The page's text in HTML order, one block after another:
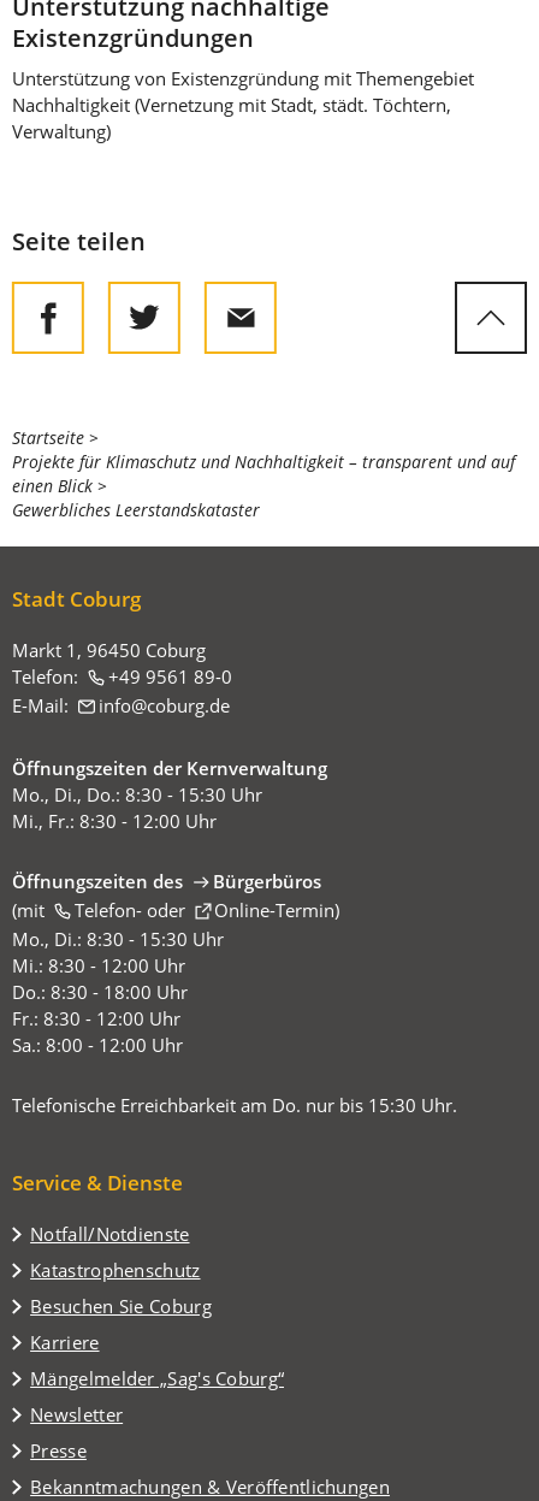
Unterstützung nachhaltige
Existenzgründungen
Unterstützung von Existenzgründung mit Themengebiet
Nachhaltigkeit (Vernetzung mit Stadt, städt. Töchtern,
Verwaltung)
Seite teilen
Sie
befinden
sich
hier:
Startseite
Projekte für Klimaschutz und Nachhaltigkeit – transparent und auf
einen Blick
Gewerbliches Leerstandskataster
Stadt Coburg
Markt 1, 96450 Coburg
Telefon:
+49 9561 89-0
E-Mail:
info coburg de
Öffnungszeiten der Kernverwaltung
Mo., Di., Do.: 8:30 - 15:30 Uhr
Mi., Fr.: 8:30 - 12:00 Uhr
Öffnungszeiten des
Bürgerbüros
(mit
Telefon-oder Online-Termin
(Öffnet
in
einem
neuen
Tab)
)
Mo., Di.: 8:30 - 15:30 Uhr
Mi.: 8:30 - 12:00 Uhr
Do.: 8:30 - 18:00 Uhr
Fr.: 8:30 - 12:00 Uhr
Sa.: 8:00 - 12:00 Uhr
Telefonische Erreichbarkeit am Do. nur bis 15:30 Uhr.
Service & Dienste
Notfall/Notdienste
Katastrophenschutz
Besuchen Sie Coburg
(Öffnet
in
einem
neuen
Tab)
Karriere
Mängelmelder „Sag's Coburg“
(Öffnet
in
einem
neuen
Tab)
Newsletter
Presse
Bekanntmachungen & Veröffentlichungen